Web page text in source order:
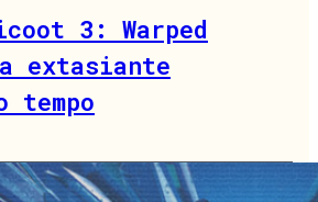
3: Warped
extasiante
tempo